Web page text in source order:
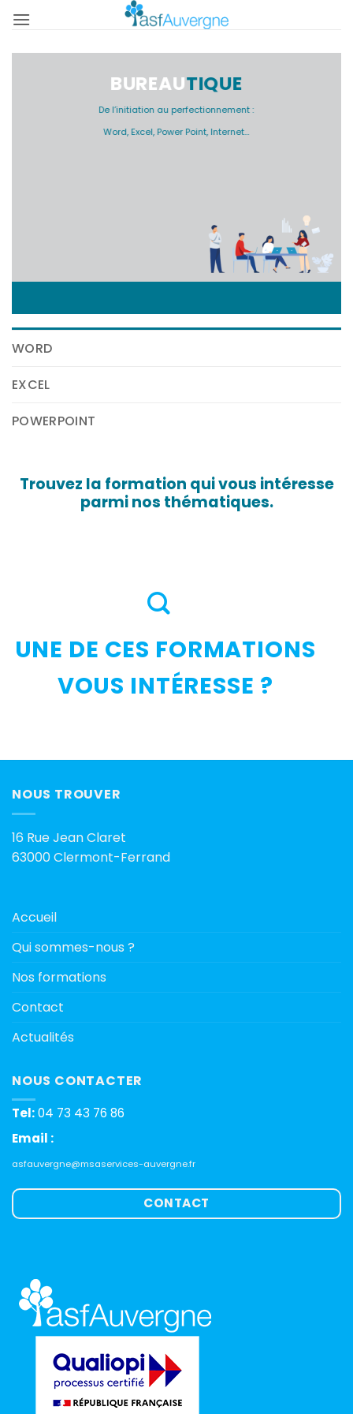
au
contenu
BUREAUTIQUE
De l’initiation au perfectionnement :
Word, Excel, Power Point, Internet…
WORD
EXCEL
POWERPOINT
Trouvez la formation qui vous intéresse
parmi nos thématiques.
UNE DE CES FORMATIONS
VOUS INTÉRESSE ?
NOUS TROUVER
16 Rue Jean Claret
63000 Clermont-Ferrand
Accueil
Qui sommes-nous ?
Nos formations
Contact
Actualités
NOUS CONTACTER
Tel:04 73 43 76 86
Email :
asfauvergne@msaservices-auvergne.fr
CONTACT